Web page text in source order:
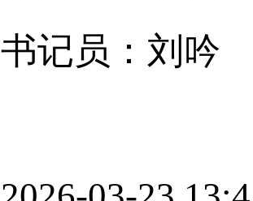
书记员：刘吟